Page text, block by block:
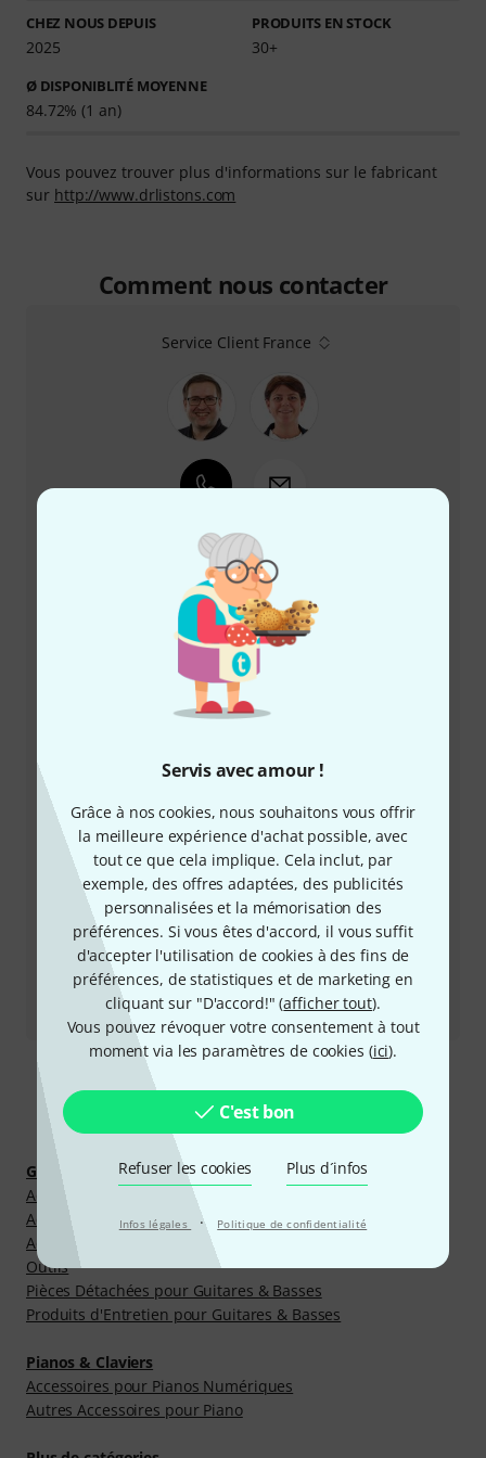
Servis avec amour !
Grâce à nos cookies, nous souhaitons vous offrir
la meilleure expérience d'achat possible, avec
tout ce que cela implique. Cela inclut, par
exemple, des offres adaptées, des publicités
personnalisées et la mémorisation des
préférences. Si vous êtes d'accord, il vous suffit
d'accepter l'utilisation de cookies à des fins de
préférences, de statistiques et de marketing en
cliquant sur "D'accord!" (afficher tout).
Vous pouvez révoquer votre consentement à tout
moment via les paramètres de cookies (ici).
C'est bon
Refuser les cookies Plus d´infos
Infos légales · Politique de confidentialité
CHEZ NOUS DEPUIS
2025
PRODUITS EN STOCK
30+
Ø DISPONIBLITÉ MOYENNE
84.72% (1 an)
Vous pouvez trouver plus d'informations sur le fabricant
sur http://www.drlistons.com
Comment nous contacter
Service Client France
+33-176548596
Notre service client est à votre disposition pour
répondre à toutes vos questions et résoudre
d'éventuels problèmes après achat.
Préparer le numéro client
Horaires d'ouverture (CEST - Heure
d'été d'Europe centrale)
Demander un rappel téléphonique
Plus d'options de contact
Retourner un produit
Tous les interlocuteurs
Découvrir plus
Guitares & Basses
Accessoires pour Amplis Acoustiques
Accessoires pour Amplis Basses
Accessoires pour Amplis Guitares
Outils
Pièces Détachées pour Guitares & Basses
Produits d'Entretien pour Guitares & Basses
Pianos & Claviers
Accessoires pour Pianos Numériques
Autres Accessoires pour Piano